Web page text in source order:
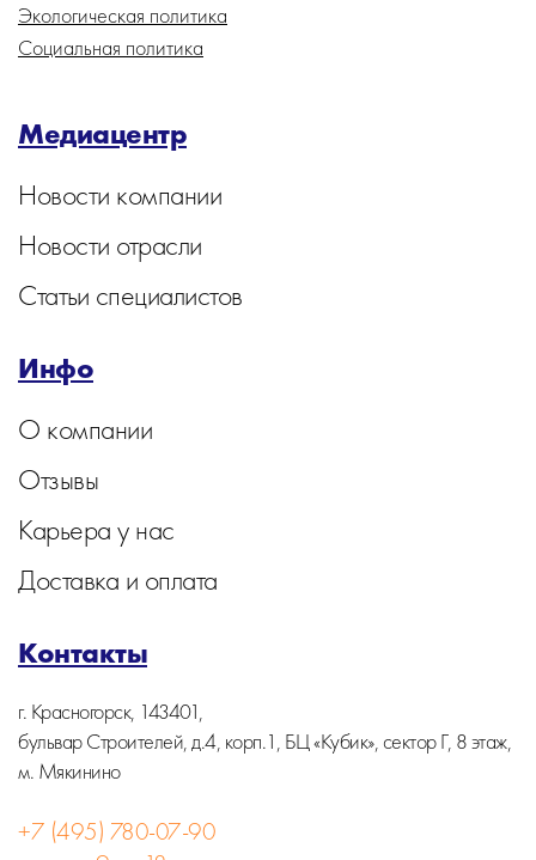
Экологическая политика
Социальная политика
Медиацентр
Новости компании
Новости отрасли
Статьи специалистов
Инфо
О компании
Отзывы
Карьера у нас
Доставка и оплата
Контакты
г. Красногорск, 143401,
бульвар Строителей, д.4, корп.1, БЦ «Кубик», сектор Г, 8 этаж,
м. Мякинино
+7 (495) 780-07-90